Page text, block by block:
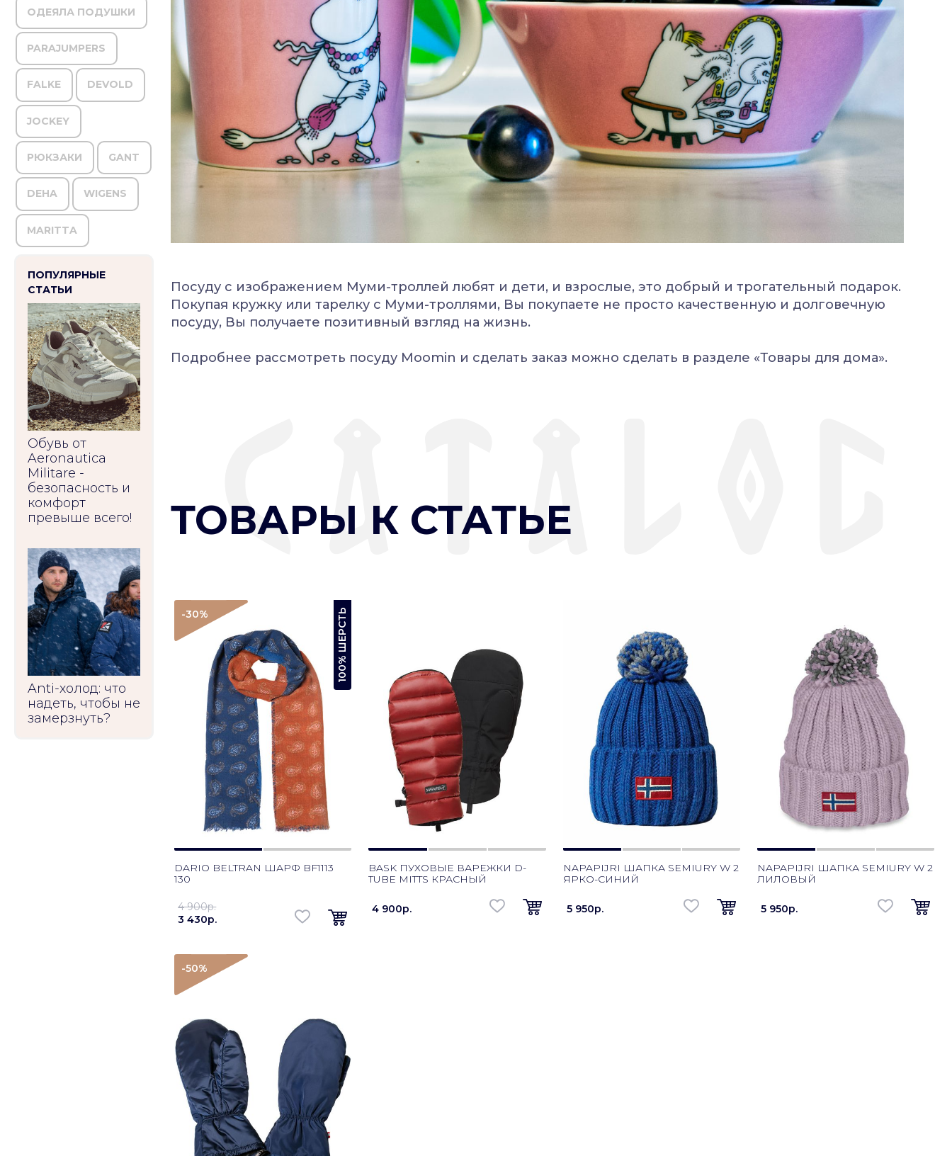
ОДЕЯЛА ПОДУШКИ
PARAJUMPERS
FALKE DEVOLD
JOCKEY
РЮКЗАКИ GANT
DEHA WIGENS
MARITTA
ПОПУЛЯРНЫЕ
СТАТЬИ
Обувь от
Aeronautica
Militare -
безопасность и
комфорт
превыше всего!
Anti-холод: что
надеть, чтобы не
замерзнуть?
Посуду с изображением Муми-троллей любят и дети, и взрослые, это добрый и трогательный подарок.
Покупая кружку или тарелку с Муми-троллями, Вы покупаете не просто качественную и долговечную
посуду, Вы получаете позитивный взгляд на жизнь.
Подробнее рассмотреть посуду Moomin и сделать заказ можно сделать в разделе «Товары для дома».
ТОВАРЫ К СТАТЬЕ
-30% 100% ШЕРСТЬ
DARIO BELTRAN ШАРФ BF1113
130
4 900p.
3 430p.
BASK ПУХОВЫЕ ВАРЕЖКИ D-
TUBE MITTS КРАСНЫЙ
4 900p.
NAPAPIJRI ШАПКА SEMIURY W 2
ЯРКО-СИНИЙ
5 950p.
NAPAPIJRI ШАПКА SEMIURY W 2
ЛИЛОВЫЙ
5 950p.
-50%